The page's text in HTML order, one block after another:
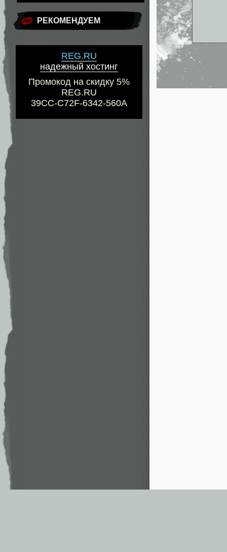
РЕКОМЕНДУЕМ
REG.RU
надежный хостинг
Промокод на скидку 5%
REG.RU
39CC-C72F-6342-560A